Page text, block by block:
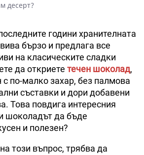
десерт?
години хранителната
бързо и предлага все
на класическите сладки
да откриете течен шоколад,
с по-малко захар, без палмова
съставки и дори добавени
Това повдига интересния
шоколадът да бъде
и полезен?
този въпрос, трябва да